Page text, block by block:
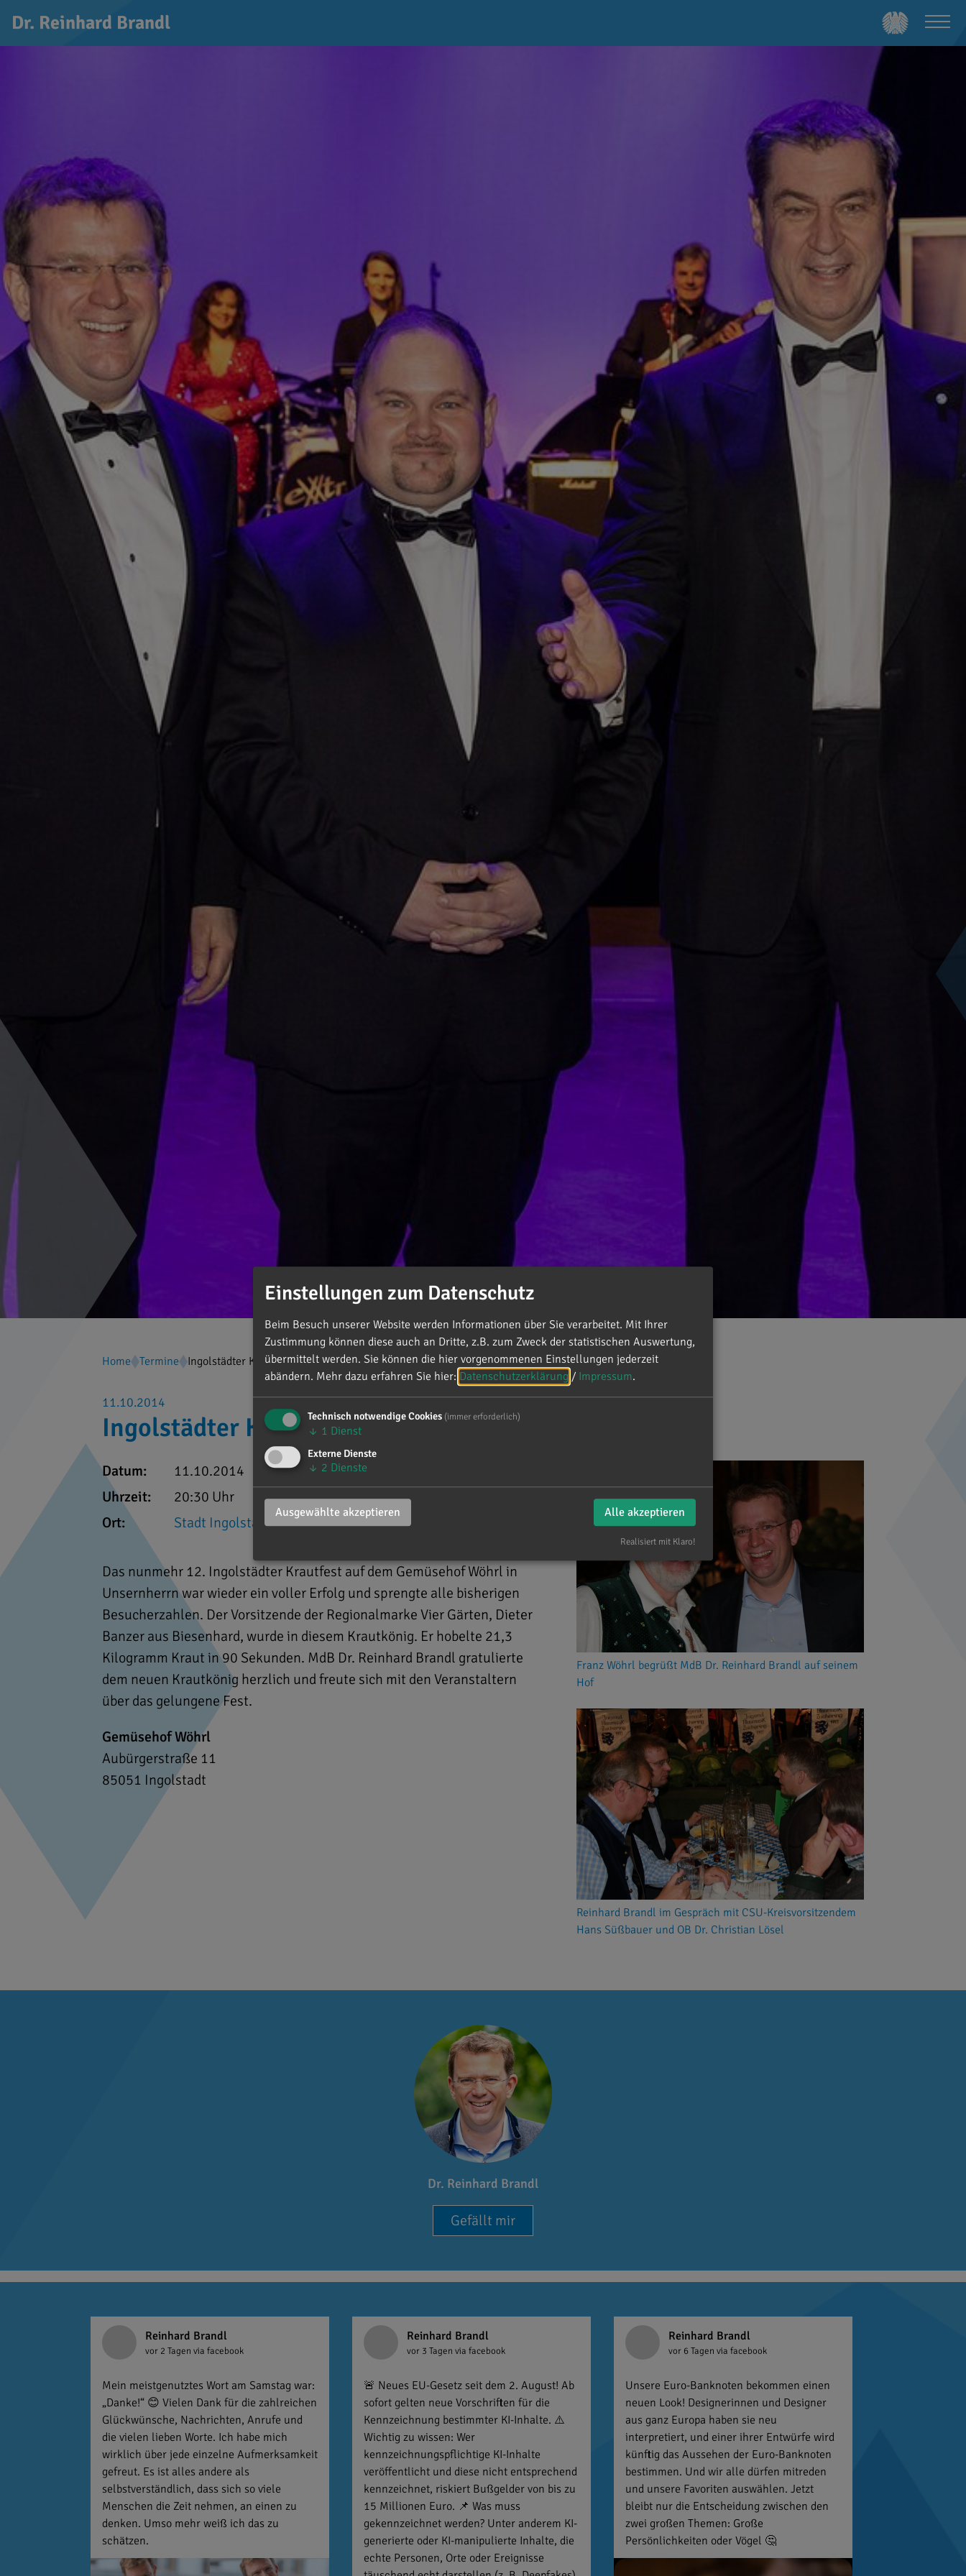
Dr. Reinhard Brandl
Home Termine Ingolstädter Krautfest
11.10.2014
Ingolstädter Krautfest
Franz Wöhrl begrüßt MdB Dr. Reinhard Brandl auf seinem
Hof
Reinhard Brandl im Gespräch mit CSU-Kreisvorsitzendem
Hans Süßbauer und OB Dr. Christian Lösel
Datum:
11.10.2014
Uhrzeit:
20:30 Uhr
Ort:
Stadt Ingolstadt
Das nunmehr 12. Ingolstädter Krautfest auf dem Gemüsehof Wöhrl in
Unsernherrn war wieder ein voller Erfolg und sprengte alle bisherigen
Besucherzahlen. Der Vorsitzende der Regionalmarke Vier Gärten, Dieter
Banzer aus Biesenhard, wurde in diesem Krautkönig. Er hobelte 21,3
Kilogramm Kraut in 90 Sekunden. MdB Dr. Reinhard Brandl gratulierte
dem neuen Krautkönig herzlich und freute sich mit den Veranstaltern
über das gelungene Fest.
Gemüsehof Wöhrl
Aubürgerstraße 11
85051 Ingolstadt
Dr. Reinhard Brandl
Gefällt mir
Reinhard Brandl
vor 2 Tagen via facebook
Mein meistgenutztes Wort am Samstag war:
„Danke!“ 😊 Vielen Dank für die zahlreichen
Glückwünsche, Nachrichten, Anrufe und
die vielen lieben Worte. Ich habe mich
wirklich über jede einzelne Aufmerksamkeit
gefreut. Es ist alles andere als
selbstverständlich, dass sich so viele
Menschen die Zeit nehmen, an einen zu
denken. Umso mehr weiß ich das zu
schätzen.
Reinhard Brandl
vor 3 Tagen via facebook
🚨 Neues EU-Gesetz seit dem 2. August! Ab
sofort gelten neue Vorschriften für die
Kennzeichnung bestimmter KI-Inhalte. ⚠️
Wichtig zu wissen: Wer
kennzeichnungspflichtige KI-Inhalte
veröffentlicht und diese nicht entsprechend
kennzeichnet, riskiert Bußgelder von bis zu
15 Millionen Euro. 📌 Was muss
gekennzeichnet werden? Unter anderem KI-
generierte oder KI-manipulierte Inhalte, die
echte Personen, Orte oder Ereignisse
Reinhard Brandl
vor 6 Tagen via facebook
Unsere Euro-Banknoten bekommen einen
neuen Look! Designerinnen und Designer
aus ganz Europa haben sie neu
interpretiert, und einer ihrer Entwürfe wird
künftig das Aussehen der Euro-Banknoten
bestimmen. Und wir alle dürfen mitreden
und unsere Favoriten auswählen. Jetzt
bleibt nur die Entscheidung zwischen den
zwei großen Themen: Große
Persönlichkeiten oder Vögel 🤔
Einstellungen zum Datenschutz
Beim Besuch unserer Website werden Informationen über Sie verarbeitet. Mit Ihrer
Zustimmung können diese auch an Dritte, z.B. zum Zweck der statistischen Auswertung,
übermittelt werden. Sie können die hier vorgenommenen Einstellungen jederzeit
abändern. Mehr dazu erfahren Sie hier: Datenschutzerklärung / Impressum.
Technisch notwendige Cookies (immer erforderlich)
↓ 1 Dienst
Externe Dienste
↓ 2 Dienste
Ausgewählte akzeptieren Alle akzeptieren
Realisiert mit Klaro!